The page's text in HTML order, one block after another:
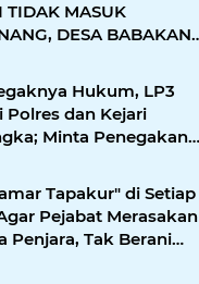
TIDAK MASUK
DESA BABAKAN
DITETAPKAN DESA
OLEH
Hukum, LP3
Polres dan Kejari
Minta Penegakan
Restoratif untuk
Tegas untuk Narkoba &
Tapakur" di Setiap
Pejabat Merasakan
Penjara, Tak Berani
Menyalahgunakan